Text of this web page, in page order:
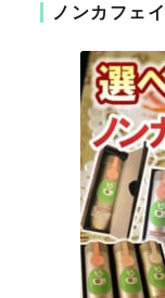
ノンカフェ